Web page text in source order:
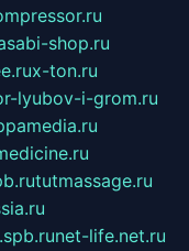
shop.ru
x-ton.ru
lyubov-i-grom.ru
tutmassage.ru
net-life.net.ru